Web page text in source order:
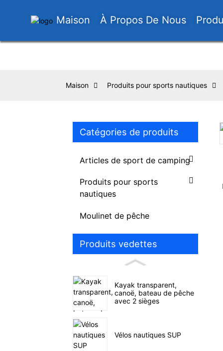
Maison À Propos De Nous
Maison Produits pour sports nautiques
Catégories de produits
Articles de sport de camping
Produits pour sports
nautiques
Moulinet de pêche
Produits vedettes
Kayak transparent,
canoë, bateau de pêche
avec 2 sièges
Vélos nautiques SUP
Loading...
Loading...